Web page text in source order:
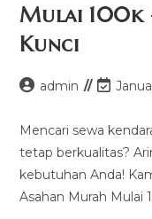
Mulai 100k
Kunci
Postadmin
Post
modified:
Mencari sewa
tetap berkualitas?
kebutuhan Anda!
Asahan Murah Mulai